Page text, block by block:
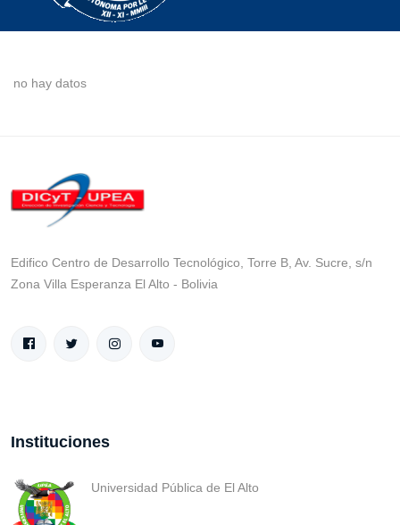
no hay datos
Edifico Centro de Desarrollo Tecnológico, Torre B, Av. Sucre, s/n
Zona Villa Esperanza El Alto - Bolivia
Instituciones
Universidad Pública de El Alto